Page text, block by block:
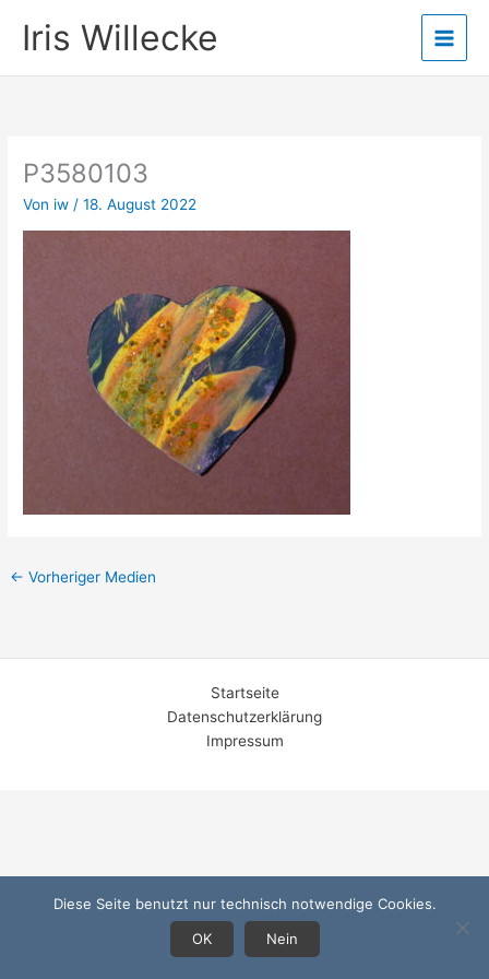
InhaltIris Willecke
P3580103
Von iw /18. August 2022
← Vorheriger Medien
Startseite
Datenschutzerklärung
Impressum
Diese Seite benutzt nur technisch notwendige Cookies.
OK
Nein